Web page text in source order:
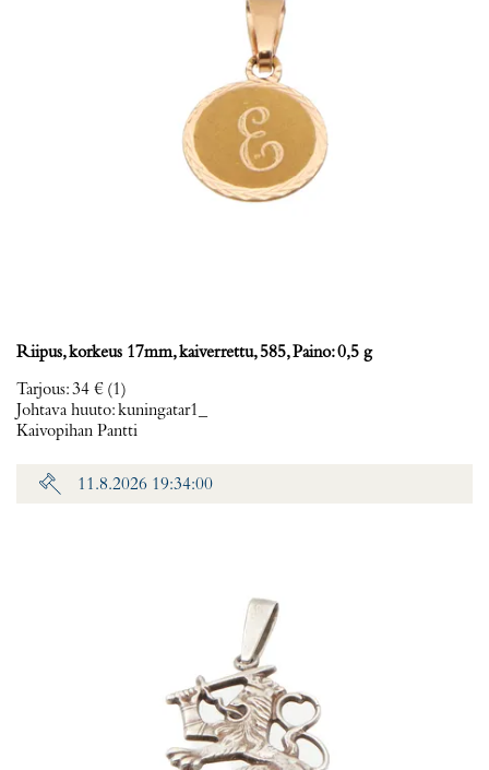
Riipus, korkeus 17mm, kaiverrettu, 585, Paino: 0,5 g
Tarjous:34 € (1)
Johtava huuto:kuningatar1_
Kaivopihan Pantti
11.8.2026 19:34:00